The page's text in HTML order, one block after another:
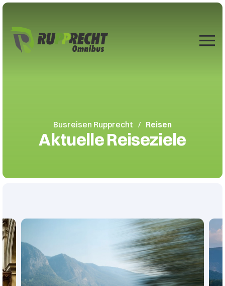
Zum Hauptinhalt springen
Busreisen Rupprecht Reisen
Aktuelle Reiseziele